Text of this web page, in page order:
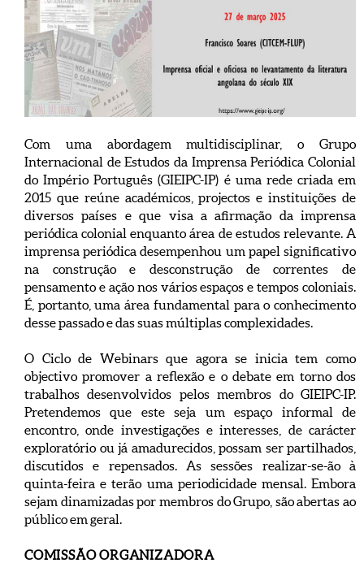
Com uma abordagem multidisciplinar, o Grupo
Internacional de Estudos da Imprensa Periódica Colonial
do Império Português (GIEIPC-IP) é uma rede criada em
2015 que reúne académicos, projectos e instituições de
diversos países e que visa a afirmação da imprensa
periódica colonial enquanto área de estudos relevante. A
imprensa periódica desempenhou um papel significativo
na construção e desconstrução de correntes de
pensamento e ação nos vários espaços e tempos coloniais.
É, portanto, uma área fundamental para o conhecimento
desse passado e das suas múltiplas complexidades.
O Ciclo de Webinars que agora se inicia tem como
objectivo promover a reflexão e o debate em torno dos
trabalhos desenvolvidos pelos membros do GIEIPC-IP.
Pretendemos que este seja um espaço informal de
encontro, onde investigações e interesses, de carácter
exploratório ou já amadurecidos, possam ser partilhados,
discutidos e repensados. As sessões realizar-se-ão à
quinta-feira e terão uma periodicidade mensal. Embora
sejam dinamizadas por membros do Grupo, são abertas ao
público em geral.
COMISSÃO ORGANIZADORA